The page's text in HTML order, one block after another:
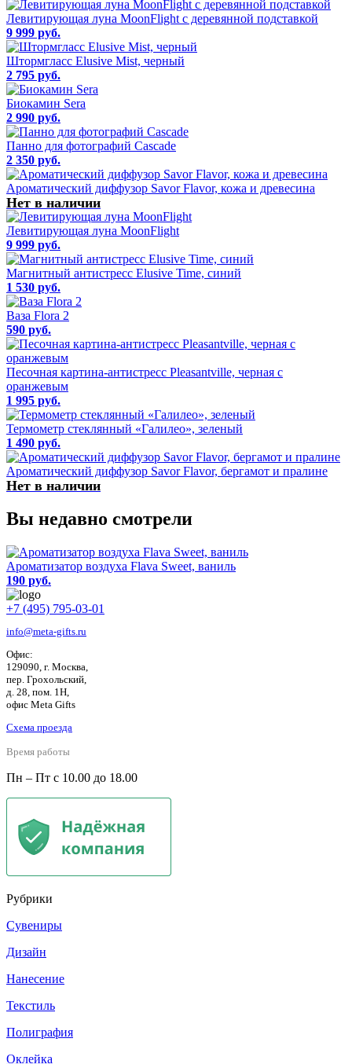
Левитирующая луна MoonFlight с деревянной подставкой
9 999 руб.
Штормгласс Elusive Mist, черный
2 795 руб.
Биокамин Sera
2 990 руб.
Панно для фотографий Cascade
2 350 руб.
Ароматический диффузор Savor Flavor, кожа и древесина
Нет в наличии
Левитирующая луна MoonFlight
9 999 руб.
Магнитный антистресс Elusive Time, синий
1 530 руб.
Ваза Flora 2
590 руб.
Песочная картина-антистресс Pleasantville, черная с
оранжевым
1 995 руб.
Термометр стеклянный «Галилео», зеленый
1 490 руб.
Ароматический диффузор Savor Flavor, бергамот и пралине
Нет в наличии
Вы недавно смотрели
Ароматизатор воздуха Flava Sweet, ваниль
190 руб.
+7 (495) 795-03-01
info@meta-gifts.ru
Офис:
129090, г. Москва,
пер. Грохольский,
д. 28, пом. 1Н,
офис Meta Gifts
Схема проезда
Время работы
Пн – Пт с 10.00 до 18.00
Рубрики
Сувениры
Дизайн
Нанесение
Текстиль
Полиграфия
Оклейка